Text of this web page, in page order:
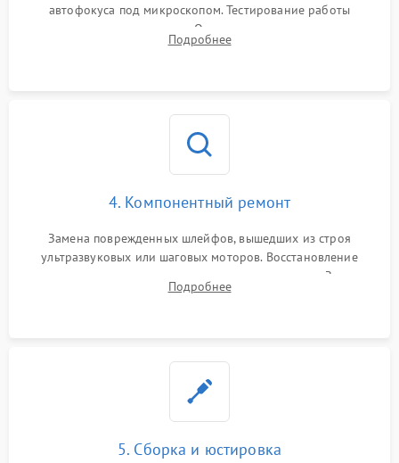
автофокуса под микроскопом. Тестирование работы
электромагнитного привода. Очистка оптических элементов
от пыли, следов влаги и грибка спецрастворами без
Подробнее
4. Компонентный ремонт
Замена поврежденных шлейфов, вышедших из строя
ультразвуковых или шаговых моторов. Восстановление
геометрии направляющих при заклинивании зума. Замена
неисправного блока диафрагмы, датчиков положения или
Подробнее
5. Сборка и юстировка